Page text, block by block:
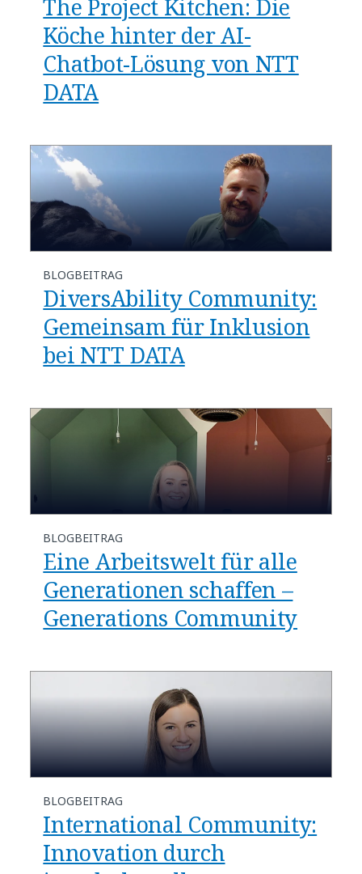
The Project Kitchen: Die
Köche hinter der AI-
Chatbot-Lösung von NTT
DATA
BLOGBEITRAG
DiversAbility Community:
Gemeinsam für Inklusion
bei NTT DATA
BLOGBEITRAG
Eine Arbeitswelt für alle
Generationen schaffen –
Generations Community
BLOGBEITRAG
International Community:
Innovation durch